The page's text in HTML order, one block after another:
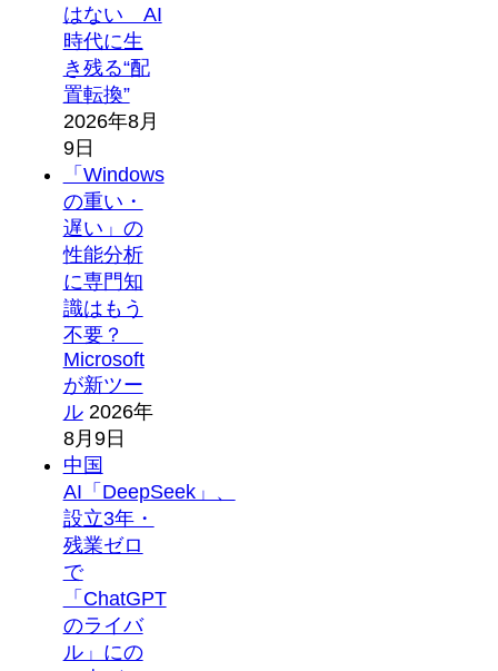
はない AI
時代に生
き残る“配
置転換”
2026年8月
9日
「Windows
の重い・
遅い」の
性能分析
に専門知
識はもう
不要？
Microsoft
が新ツー
ル 2026年
8月9日
中国
AI「DeepSeek」、
設立3年・
残業ゼロ
で
「ChatGPT
のライバ
ル」にの